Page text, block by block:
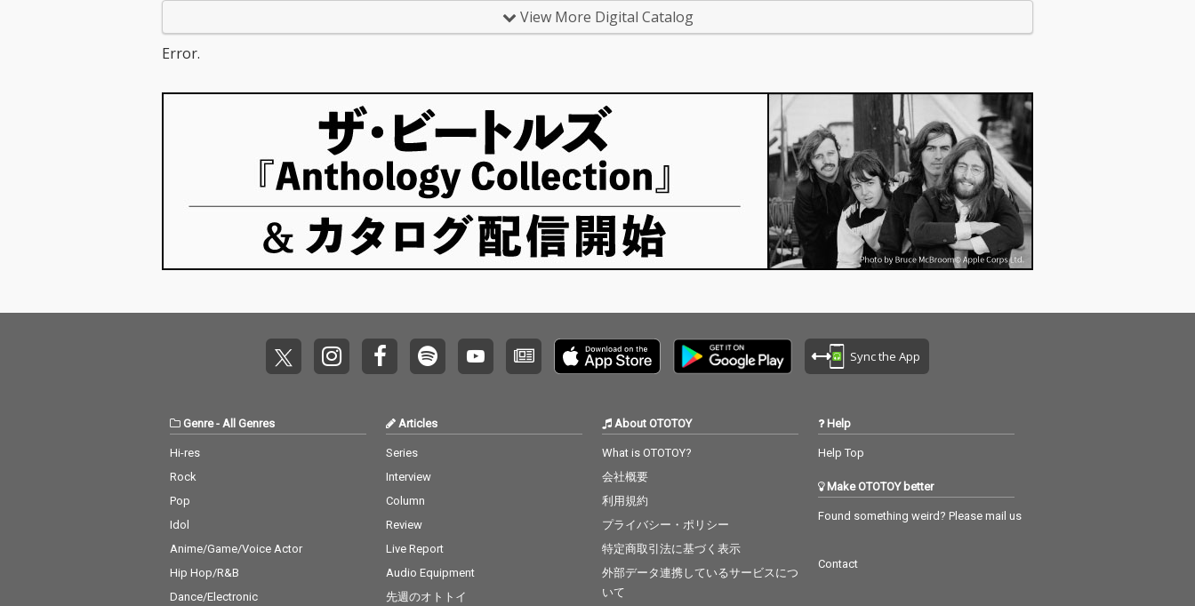
View More Digital Catalog
Error.
Sync the App
Genre- All Genres
Hi-res
Rock
Pop
Idol
Anime/Game/Voice Actor
Hip Hop/R&B
Dance/Electronic
Articles
Series
Interview
Column
Review
Live Report
Audio Equipment
先週のオトトイ
About OTOTOY
What is OTOTOY?
会社概要
利用規約
プライバシー・ポリシー
特定商取引法に基づく表示
外部データ連携しているサービスにつ
いて
Help
Help Top
Make OTOTOY better
Found something weird? Please mail us
Contact